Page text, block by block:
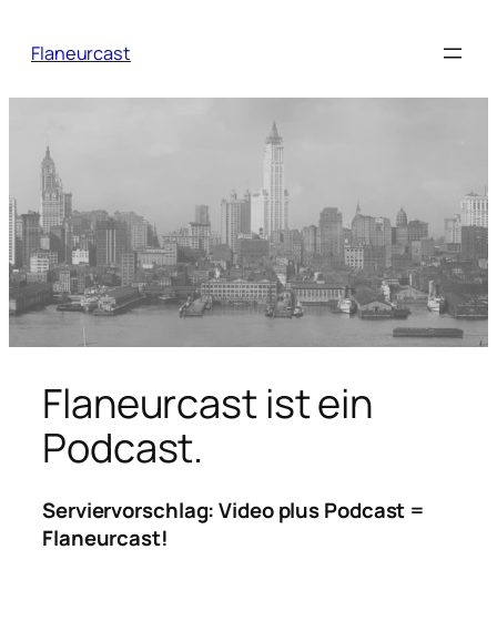
Inhalt
Flaneurcast
Flaneurcast ist ein
Podcast.
Serviervorschlag: Video plus Podcast =
Flaneurcast!